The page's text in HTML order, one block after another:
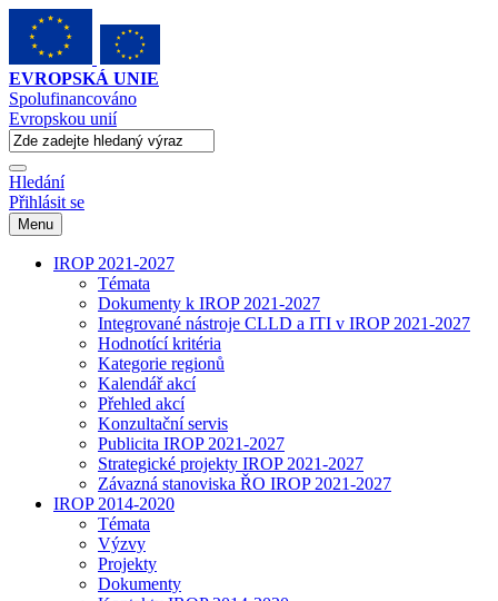
EVROPSKÁ UNIE
Spolufinancováno
Evropskou unií
Hledání
Přihlásit se
Menu
IROP 2021-2027
Témata
Dokumenty k IROP 2021-2027
Integrované nástroje CLLD a ITI v IROP 2021-2027
Hodnotící kritéria
Kategorie regionů
Kalendář akcí
Přehled akcí
Konzultační servis
Publicita IROP 2021-2027
Strategické projekty IROP 2021-2027
Závazná stanoviska ŘO IROP 2021-2027
IROP 2014-2020
Témata
Výzvy
Projekty
Dokumenty